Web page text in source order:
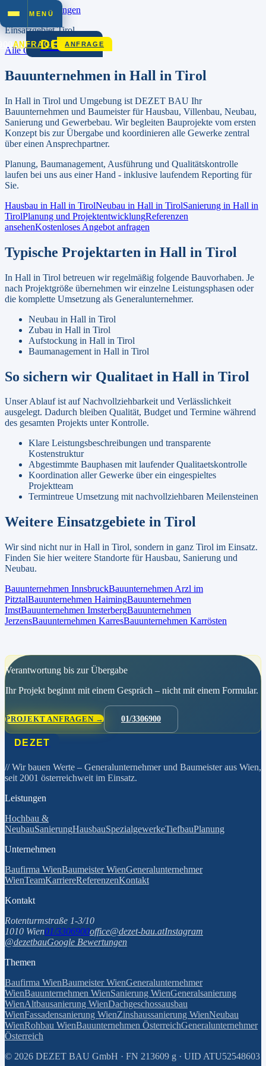
Zum Inhalt springen
MENÜ
DEZET
ANFRAGE ANFRAGE
EinsatzgebietTirol
Alle Orte inTirol
Bauunternehmen in Hall in Tirol
In Hall in Tirol und Umgebung ist DEZET BAU Ihr
Bauunternehmen und Baumeister für Hausbau, Villenbau, Neubau,
Sanierung und Gewerbebau. Wir begleiten Bauprojekte vom ersten
Konzept bis zur Übergabe und koordinieren alle Gewerke zentral
über einen Ansprechpartner.
Planung, Baumanagement, Ausführung und Qualitätskontrolle
laufen bei uns aus einer Hand - inklusive laufendem Reporting für
Sie.
Hausbau in Hall in TirolNeubau in Hall in TirolSanierung in Hall in
TirolPlanung und ProjektentwicklungReferenzen
ansehenKostenloses Angebot anfragen
Typische Projektarten in Hall in Tirol
In Hall in Tirol betreuen wir regelmäßig folgende Bauvorhaben. Je
nach Projektgröße übernehmen wir einzelne Leistungsphasen oder
die komplette Umsetzung als Generalunternehmer.
Neubau in Hall in Tirol
Zubau in Hall in Tirol
Aufstockung in Hall in Tirol
Baumanagement in Hall in Tirol
So sichern wir Qualitaet in Hall in Tirol
Unser Ablauf ist auf Nachvollziehbarkeit und Verlässlichkeit
ausgelegt. Dadurch bleiben Qualität, Budget und Termine während
des gesamten Projekts unter Kontrolle.
Klare Leistungsbeschreibungen und transparente
Kostenstruktur
Abgestimmte Bauphasen mit laufender Qualitaetskontrolle
Koordination aller Gewerke über ein eingespieltes
Projektteam
Termintreue Umsetzung mit nachvollziehbaren Meilensteinen
Weitere Einsatzgebiete in Tirol
Wir sind nicht nur in Hall in Tirol, sondern in ganz Tirol im Einsatz.
Finden Sie hier weitere Standorte für Hausbau, Sanierung und
Neubau.
Bauunternehmen InnsbruckBauunternehmen Arzl im
PitztalBauunternehmen HaimingBauunternehmen
ImstBauunternehmen ImsterbergBauunternehmen
JerzensBauunternehmen KarresBauunternehmen Karrösten
Verantwortung bis zur Übergabe
Ihr Projekt beginnt mit einem Gespräch – nicht mit einem Formular.
PROJEKT ANFRAGEN → 01/3306900
DEZET
// Wir bauen Werte – Generalunternehmer und Baumeister aus Wien,
seit 2001 österreichweit im Einsatz.
Leistungen
Hochbau &
NeubauSanierungHausbauSpezialgewerkeTiefbauPlanung
Unternehmen
Baufirma WienBaumeister WienGeneralunternehmer
WienTeamKarriereReferenzenKontakt
Kontakt
Rotenturmstraße 1-3/10
1010 Wien01/3306900office@dezet-bau.atInstagram
@dezetbauGoogle Bewertungen
Themen
Baufirma WienBaumeister WienGeneralunternehmer
WienBauunternehmen WienSanierung WienGeneralsanierung
WienAltbausanierung WienDachgeschossausbau
WienFassadensanierung WienZinshaussanierung WienNeubau
WienRohbau WienBauunternehmen ÖsterreichGeneralunternehmer
Österreich
© 2026 DEZET BAU GmbH · FN 213609 g · UID ATU52548603